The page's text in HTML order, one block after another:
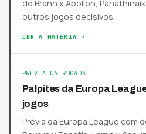
de Brann x Apollon,
outros jogos decisivos.
LER A MATÉRIA →
PRÉVIA DA RODADA
Palpites da Europa
jogos
Prévia da Europa League com